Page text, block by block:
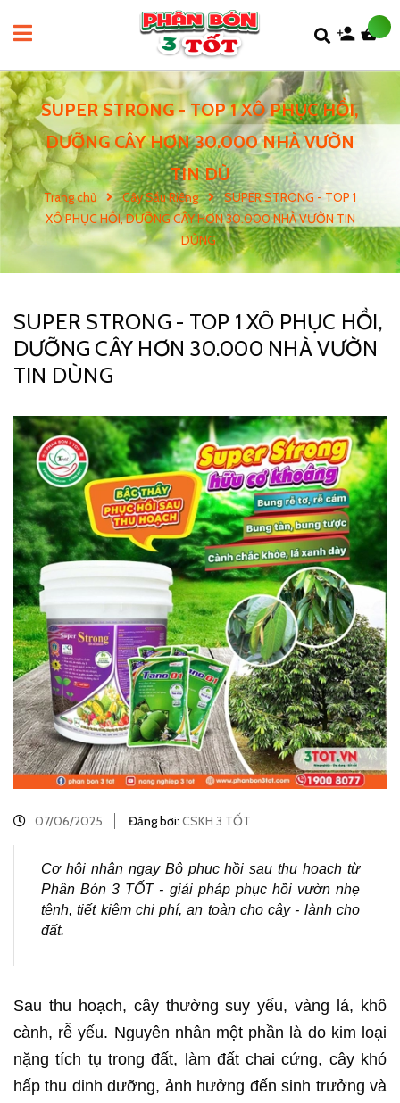
SUPER STRONG - TOP 1 XÔ PHỤC HỒI,
DƯỠNG CÂY HƠN 30.000 NHÀ VƯỜN
TIN DÙ
Trang chủ Cây Sầu Riêng
SUPER STRONG - TOP 1
XÔ PHỤC HỒI, DƯỠNG CÂY HƠN 30.000 NHÀ VƯỜN TIN
DÙNG
SUPER STRONG - TOP 1 XÔ PHỤC HỒI,
DƯỠNG CÂY HƠN 30.000 NHÀ VƯỜN
TIN DÙNG
07/06/2025 Đăng bởi: CSKH 3 TỐT
Cơ hội nhận ngay Bộ phục hồi sau thu hoạch từ
Phân Bón 3 TỐT - giải pháp phục hồi vườn nhẹ
tênh, tiết kiệm chi phí, an toàn cho cây - lành cho
đất.
Sau thu hoạch, cây thường suy yếu, vàng lá, khô
cành, rễ yếu. Nguyên nhân một phần là do kim loại
nặng tích tụ trong đất, làm đất chai cứng, cây khó
hấp thu dinh dưỡng, ảnh hưởng đến sinh trưởng và